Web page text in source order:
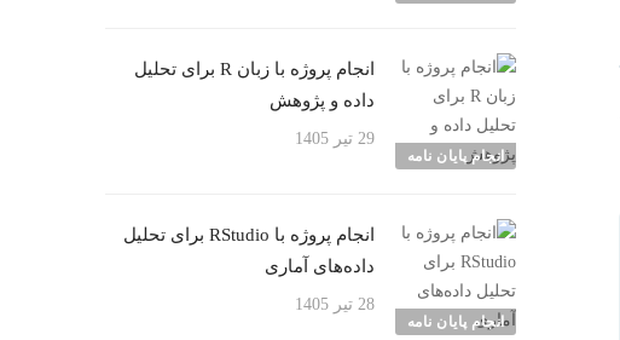
انجام پایان نامه
انجام پروژه با زبان R برای تحلیل
داده و پژوهش
29 تیر 1405
انجام پایان نامه
انجام پروژه با RStudio برای تحلیل
داده‌های آماری
28 تیر 1405